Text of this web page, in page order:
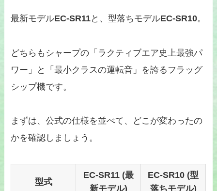
最新モデルEC-SR11と、型落ちモデルEC-SR10。
どちらもシャープの「ラクティブエア史上最強パ
ワー」と「最小クラスの運転音」を誇るフラッグ
シップ機です。
まずは、公式の仕様を並べて、どこが変わったの
かを確認しましょう。
型式
EC-SR11 (最
新モデル)
EC-SR10 (型
落ちモデル)